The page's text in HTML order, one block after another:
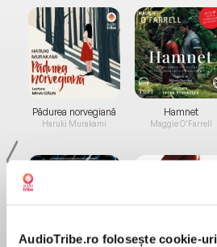
AudioTribe.ro folosește cookie-uri
Pădurea norvegiană
Haruki Murakami
Hamnet
Maggie O'Farrell